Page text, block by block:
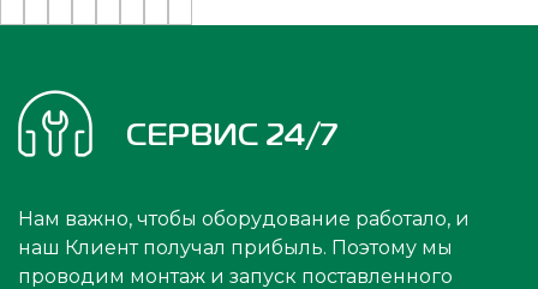
СЕРВИС 24/7
Нам важно, чтобы оборудование работало, и
наш Клиент получал прибыль. Поэтому мы
проводим монтаж и запуск поставленного